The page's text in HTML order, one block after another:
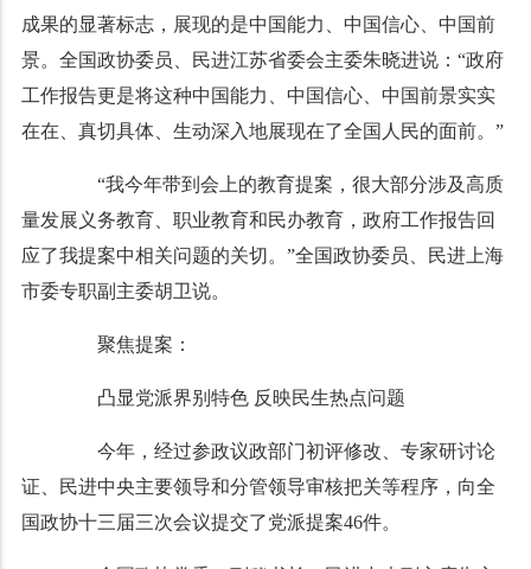
成果的显著标志，展现的是中国能力、中国信心、中国前
景。全国政协委员、民进江苏省委会主委朱晓进说：“政府
工作报告更是将这种中国能力、中国信心、中国前景实实
在在、真切具体、生动深入地展现在了全国人民的面前。”
“我今年带到会上的教育提案，很大部分涉及高质
量发展义务教育、职业教育和民办教育，政府工作报告回
应了我提案中相关问题的关切。”全国政协委员、民进上海
市委专职副主委胡卫说。
聚焦提案：
凸显党派界别特色 反映民生热点问题
今年，经过参政议政部门初评修改、专家研讨论
证、民进中央主要领导和分管领导审核把关等程序，向全
国政协十三届三次会议提交了党派提案46件。